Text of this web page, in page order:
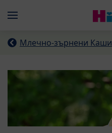
Menü
Mлечно-зърнени Каши